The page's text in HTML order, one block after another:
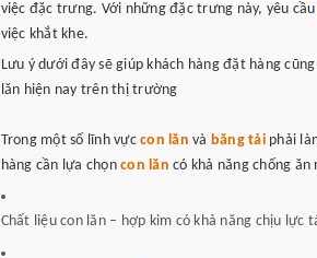
việc đặc trưng. Với những đặc trưng này, yêu cầu
việc khắt khe.
Lưu ý dưới đây sẽ giúp khách hàng đặt hàng
lăn hiện nay trên thị trường
Trong một số lĩnh vực con lăn và băng tảiphải
hàng cần lựa chọn con lăn có khả năng chống
Chất liệu con lăn – hợp kim có khả năng chịu lực